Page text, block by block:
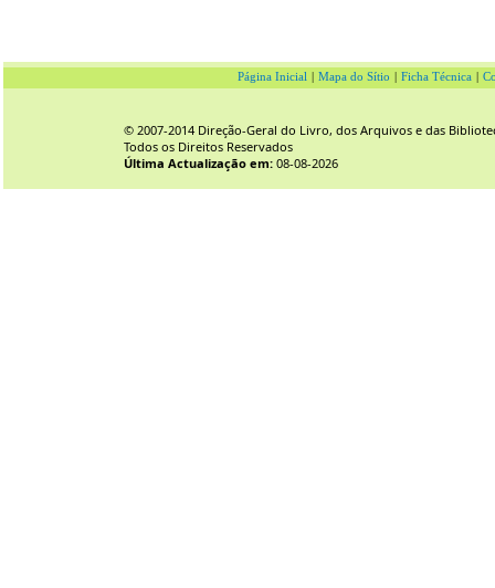
Página Inicial Mapa do Sítio Ficha Técnica
© 2007-2014 Direção-Geral do Livro, dos Arquivos e das
Todos os Direitos Reservados
Última Actualização em: 08-08-2026